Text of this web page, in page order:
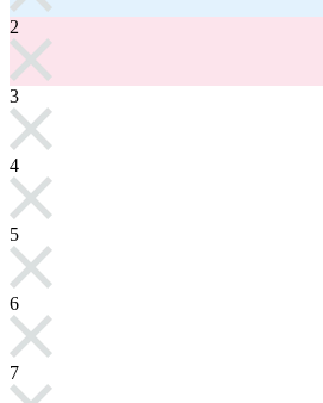
2
3
4
5
6
7